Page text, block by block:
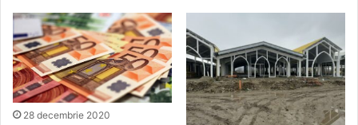
28 decembrie 2020